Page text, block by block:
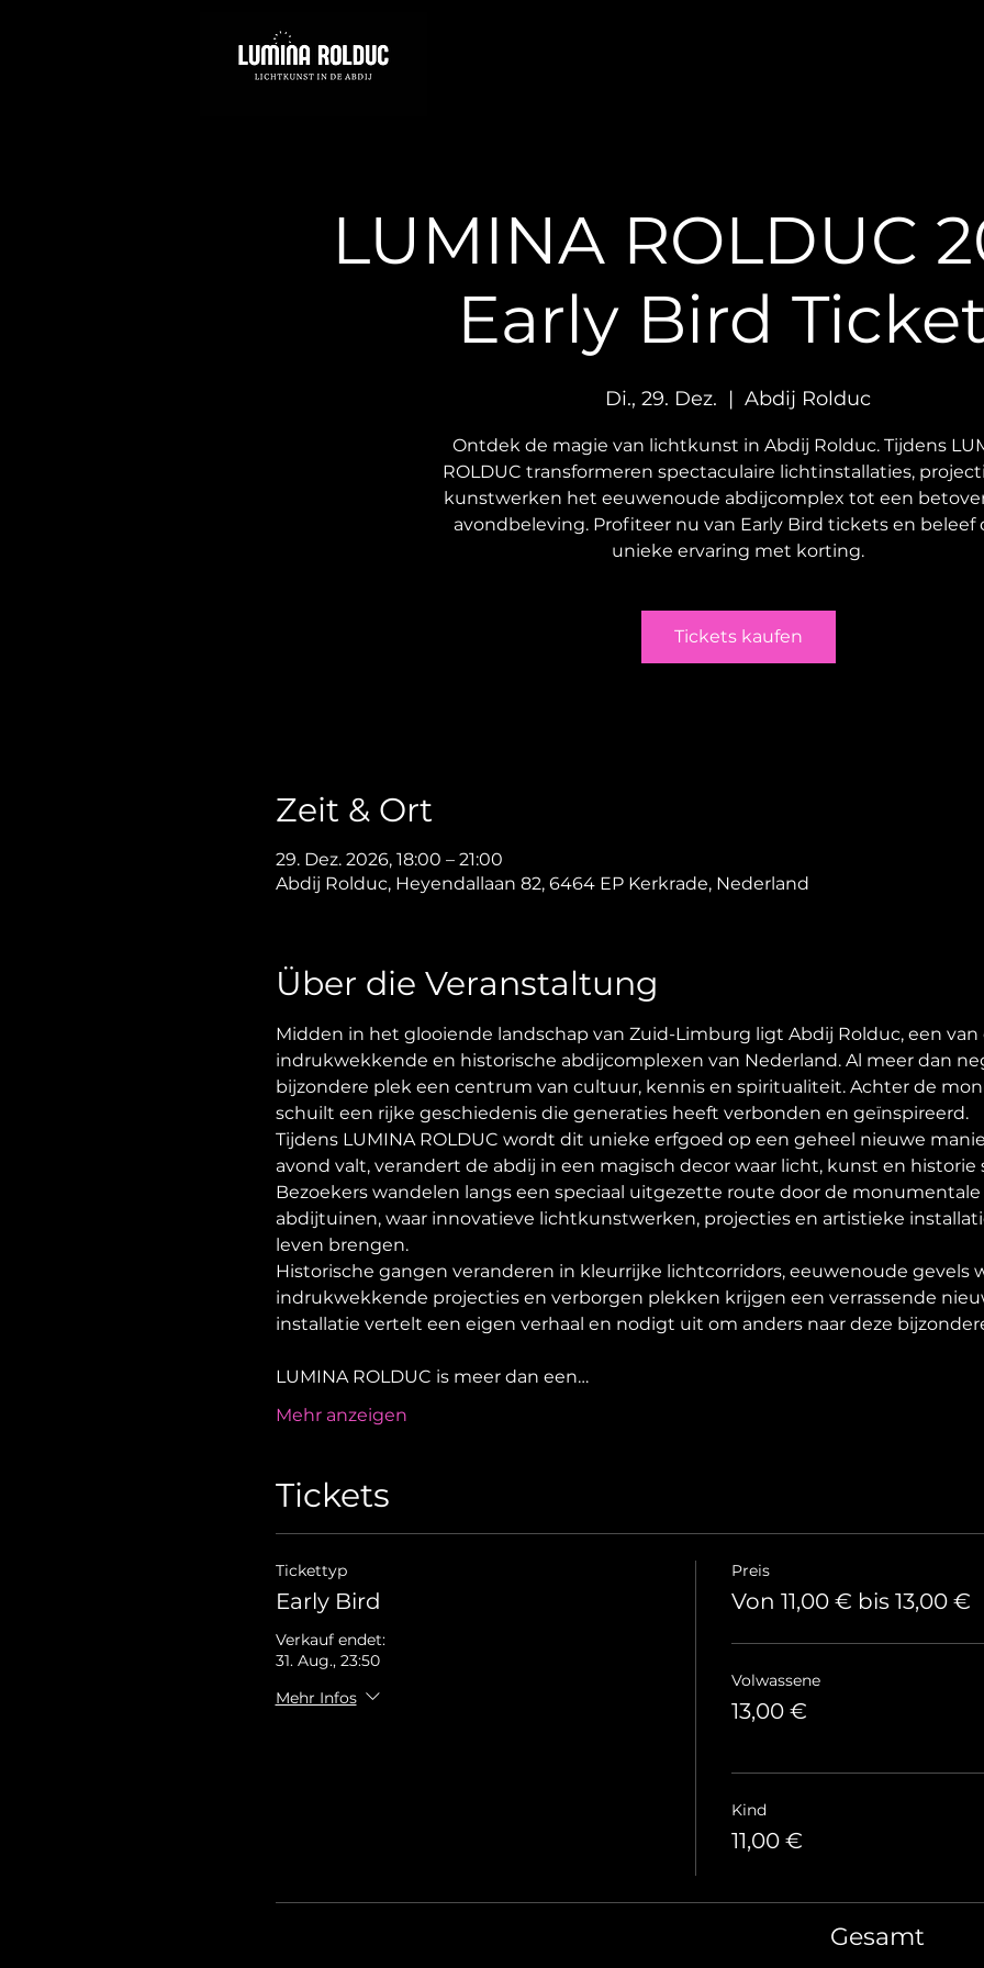
LUMINA ROLDUC
Early Bird
Di., 29. Dez.
  |
Abdij Rolduc
Ontdek de magie van lichtkunst in Abdij Rolduc. Tijdens
ROLDUC transformeren spectaculaire lichtinstallaties,
kunstwerken het eeuwenoude abdijcomplex tot een
avondbeleving. Profiteer nu van Early Bird tickets en beleef
unieke ervaring met korting.
Tickets kaufen
Zeit & Ort
29. Dez. 2026, 18:00 – 21:00
Abdij Rolduc, Heyendallaan 82, 6464 EP Kerkrade, Nederland
Über die Veranstaltung
Midden in het glooiende landschap van Zuid-Limburg ligt Abdij Rolduc, een van
indrukwekkende en historische abdijcomplexen van Nederland. Al meer dan
bijzondere plek een centrum van cultuur, kennis en spiritualiteit. Achter de
schuilt een rijke geschiedenis die generaties heeft verbonden en geïnspireerd.
Tijdens LUMINA ROLDUC wordt dit unieke erfgoed op een geheel nieuwe
avond valt, verandert de abdij in een magisch decor waar licht, kunst en historie
Bezoekers wandelen langs een speciaal uitgezette route door de
abdijtuinen, waar innovatieve lichtkunstwerken, projecties en artistieke
leven brengen.
Historische gangen veranderen in kleurrijke lichtcorridors, eeuwenoude gevels
indrukwekkende projecties en verborgen plekken krijgen een verrassende
installatie vertelt een eigen verhaal en nodigt uit om anders naar deze
LUMINA ROLDUC is meer dan een…
Mehr anzeigen
Tickets
Tickettyp
Early Bird
Verkauf endet:
31. Aug., 23:50
Mehr Infos
Preis
Von 11,00 € bis 13,00 €
Volwassene
13,00 €
Kind
11,00 €
Gesamt